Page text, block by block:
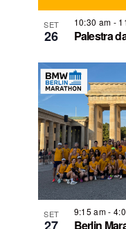
SET
26 Palestra
10:30 am -
SET
Berlin
9:15 am-